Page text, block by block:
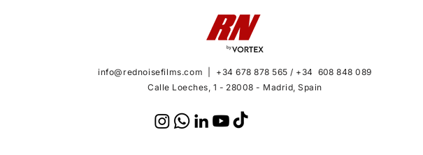
info@rednoisefilms.com +34 678 878 565 / +34 608 848 089
Calle Loeches, 1 - 28008 - Madrid, Spain